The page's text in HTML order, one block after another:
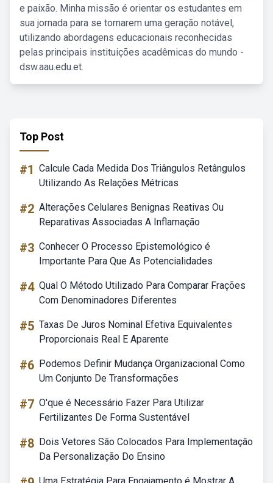
e paixão. Minha missão é orientar os estudantes em
sua jornada para se tornarem uma geração notável,
utilizando abordagens educacionais reconhecidas
pelas principais instituições acadêmicas do mundo -
dsw.aau.edu.et.
Top Post
#1 Calcule Cada Medida Dos Triângulos Retângulos
Utilizando As Relações Métricas
#2 Alterações Celulares Benignas Reativas Ou
Reparativas Associadas A Inflamação
#3 Conhecer O Processo Epistemológico é
Importante Para Que As Potencialidades
#4 Qual O Método Utilizado Para Comparar Frações
Com Denominadores Diferentes
#5 Taxas De Juros Nominal Efetiva Equivalentes
Proporcionais Real E Aparente
#6 Podemos Definir Mudança Organizacional Como
Um Conjunto De Transformações
#7 O'que é Necessário Fazer Para Utilizar
Fertilizantes De Forma Sustentável
#8 Dois Vetores São Colocados Para Implementação
Da Personalização Do Ensino